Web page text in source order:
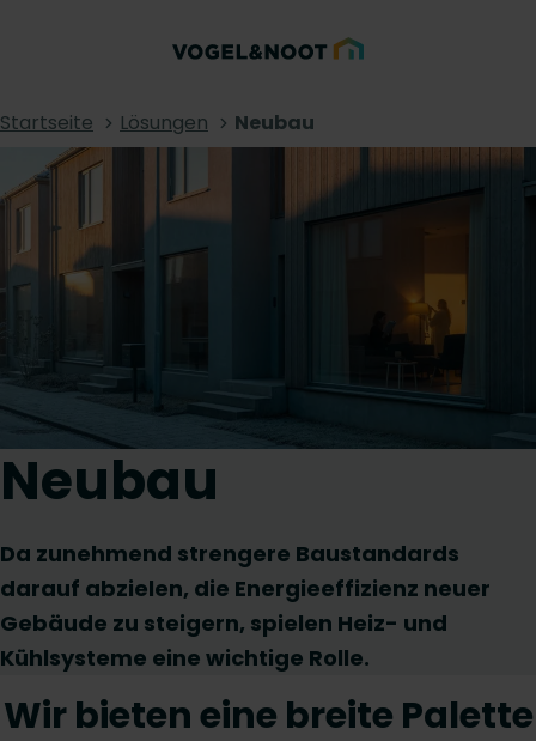
Startseite Lösungen Neubau
Neubau
Da zunehmend strengere Baustandards
darauf abzielen, die Energieeffizienz neuer
Gebäude zu steigern, spielen Heiz- und
Kühlsysteme eine wichtige Rolle.
Wir bieten eine breite Palette